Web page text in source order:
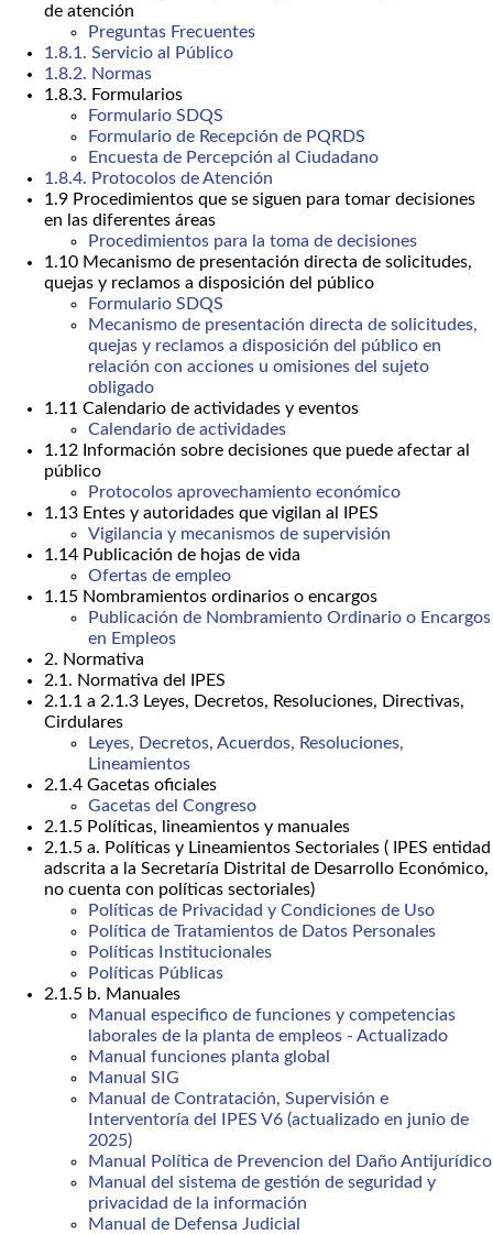
de atención
Preguntas Frecuentes
1.8.1. Servicio al Público
1.8.2. Normas
1.8.3. Formularios
Formulario SDQS
Formulario de Recepción de PQRDS
Encuesta de Percepción al Ciudadano
1.8.4. Protocolos de Atención
1.9 Procedimientos que se siguen para tomar decisiones
en las diferentes áreas
Procedimientos para la toma de decisiones
1.10 Mecanismo de presentación directa de solicitudes,
quejas y reclamos a disposición del público
Formulario SDQS
Mecanismo de presentación directa de solicitudes,
quejas y reclamos a disposición del público en
relación con acciones u omisiones del sujeto
obligado
1.11 Calendario de actividades y eventos
Calendario de actividades
1.12 Información sobre decisiones que puede afectar al
público
Protocolos aprovechamiento económico
1.13 Entes y autoridades que vigilan al IPES
Vigilancia y mecanismos de supervisión
1.14 Publicación de hojas de vida
Ofertas de empleo
1.15 Nombramientos ordinarios o encargos
Publicación de Nombramiento Ordinario o Encargos
en Empleos
2. Normativa
2.1. Normativa del IPES
2.1.1 a 2.1.3 Leyes, Decretos, Resoluciones, Directivas,
Cirdulares
Leyes, Decretos, Acuerdos, Resoluciones,
Lineamientos
2.1.4 Gacetas oficiales
Gacetas del Congreso
2.1.5 Políticas, lineamientos y manuales
2.1.5 a. Políticas y Lineamientos Sectoriales ( IPES entidad
adscrita a la Secretaría Distrital de Desarrollo Económico,
no cuenta con políticas sectoriales)
Políticas de Privacidad y Condiciones de Uso
Política de Tratamientos de Datos Personales
Políticas Institucionales
Políticas Públicas
2.1.5 b. Manuales
Manual especifico de funciones y competencias
laborales de la planta de empleos - Actualizado
Manual funciones planta global
Manual SIG
Manual de Contratación, Supervisión e
Interventoría del IPES V6 (actualizado en junio de
2025)
Manual Política de Prevencion del Daño Antijurídico
Manual del sistema de gestión de seguridad y
privacidad de la información
Manual de Defensa Judicial